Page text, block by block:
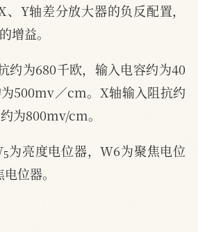
Y轴差分放大器的负反配置，
增益。
约为680千欧，输入电容约为40
500mv／cm。X轴输入阻抗约
为800mv/cm。
为亮度电位器，W6为聚焦电位
位器。